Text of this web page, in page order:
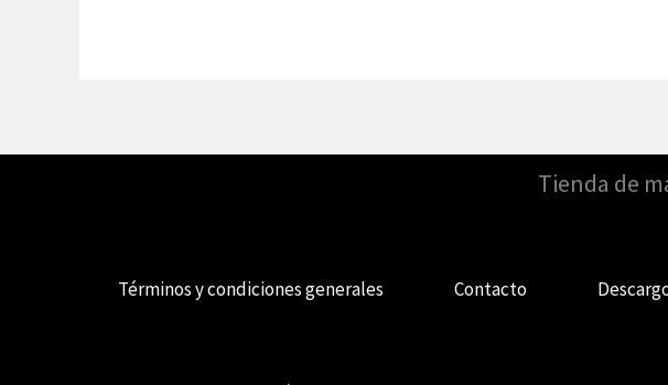
Tienda de
Términos y condiciones generales Contacto